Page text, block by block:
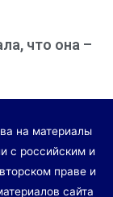
что она –
на материалы
с российским и
праве и
сайта